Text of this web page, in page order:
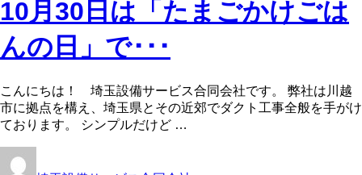
10月30日は「たまごかけごは
んの日」で･･･
こんにちは！ 埼玉設備サービス合同会社です。 弊社は川越
市に拠点を構え、埼玉県とその近郊でダクト工事全般を手がけ
ております。 シンプルだけど …